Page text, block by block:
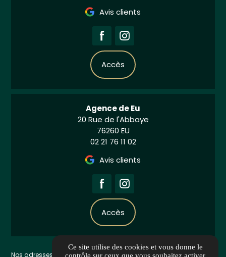
Avis clients
Accès
Agence de Eu
20 Rue de l'Abbaye
76260 EU
02 21 76 11 02
Avis clients
Accès
Nos adresses privilégiées
Ce site utilise des cookies et vous donne le
contrôle sur ceux que vous souhaitez activer